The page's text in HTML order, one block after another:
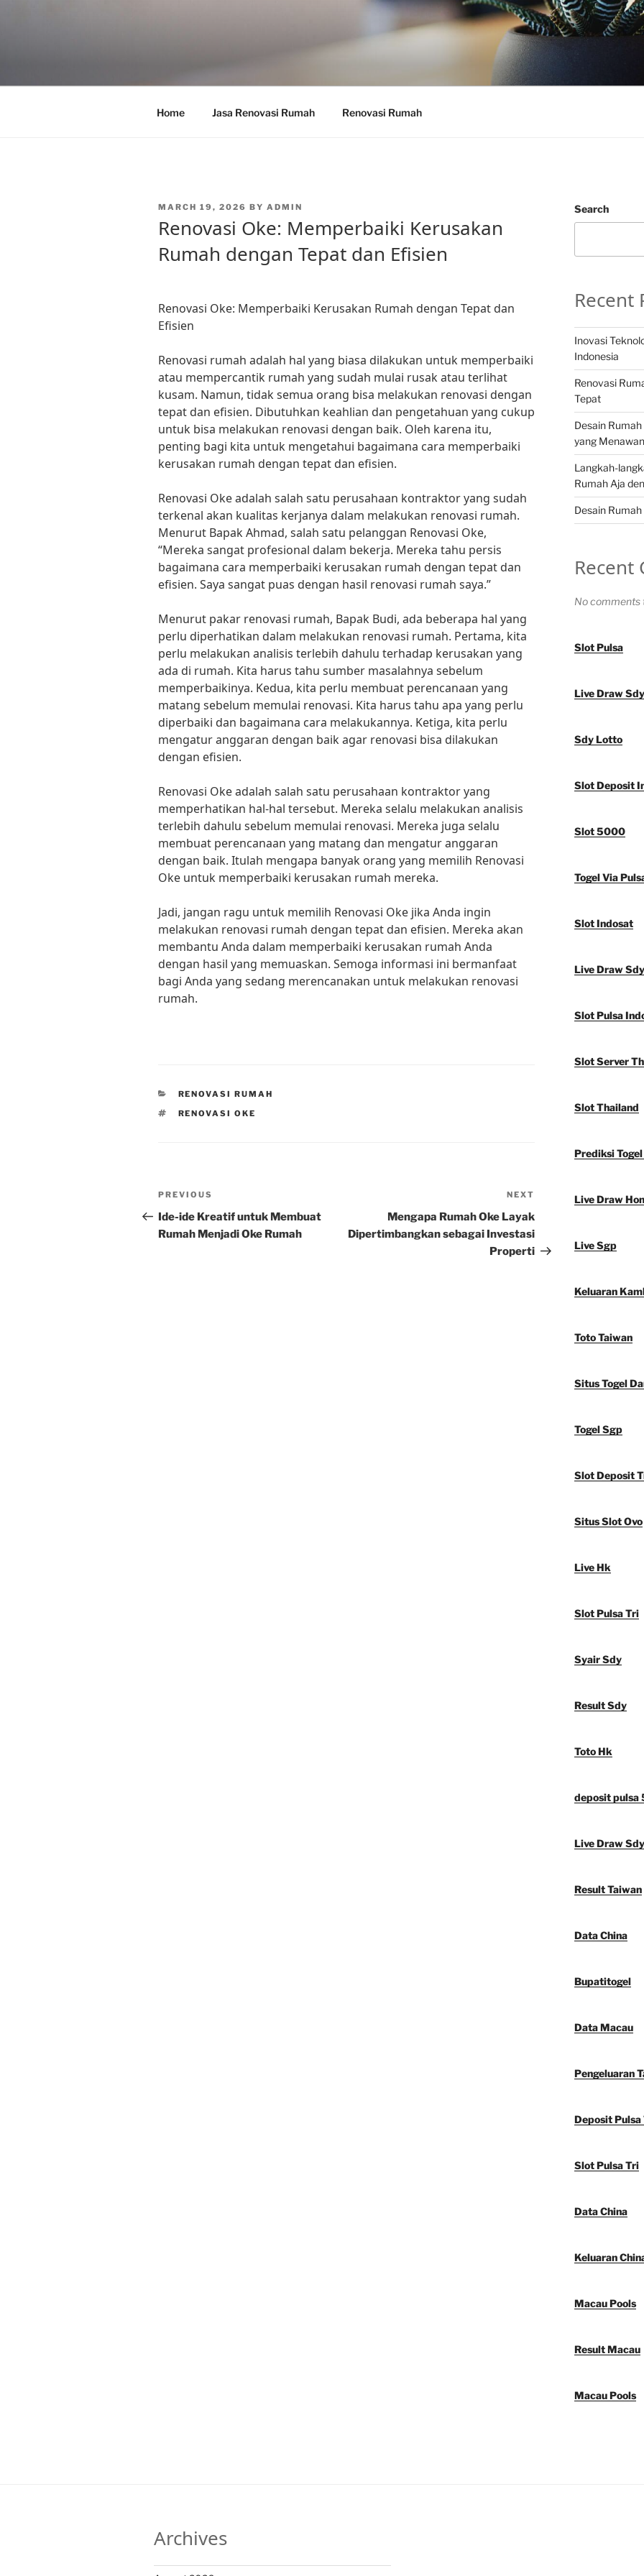
Home Jasa Renovasi Rumah Renovasi Rumah
POSTED
MARCH 19, 2026 BY ADMIN
Renovasi Oke: Memperbaiki Kerusakan
Rumah dengan Tepat dan Efisien
Renovasi Oke: Memperbaiki Kerusakan Rumah dengan Tepat dan
Efisien
Renovasi rumah adalah hal yang biasa dilakukan untuk memperbaiki
atau mempercantik rumah yang sudah mulai rusak atau terlihat
kusam. Namun, tidak semua orang bisa melakukan renovasi dengan
tepat dan efisien. Dibutuhkan keahlian dan pengetahuan yang cukup
untuk bisa melakukan renovasi dengan baik. Oleh karena itu,
penting bagi kita untuk mengetahui bagaimana cara memperbaiki
kerusakan rumah dengan tepat dan efisien.
Renovasi Oke adalah salah satu perusahaan kontraktor yang sudah
terkenal akan kualitas kerjanya dalam melakukan renovasi rumah.
Menurut Bapak Ahmad, salah satu pelanggan Renovasi Oke,
“Mereka sangat profesional dalam bekerja. Mereka tahu persis
bagaimana cara memperbaiki kerusakan rumah dengan tepat dan
efisien. Saya sangat puas dengan hasil renovasi rumah saya.”
Menurut pakar renovasi rumah, Bapak Budi, ada beberapa hal yang
perlu diperhatikan dalam melakukan renovasi rumah. Pertama, kita
perlu melakukan analisis terlebih dahulu terhadap kerusakan yang
ada di rumah. Kita harus tahu sumber masalahnya sebelum
memperbaikinya. Kedua, kita perlu membuat perencanaan yang
matang sebelum memulai renovasi. Kita harus tahu apa yang perlu
diperbaiki dan bagaimana cara melakukannya. Ketiga, kita perlu
mengatur anggaran dengan baik agar renovasi bisa dilakukan
dengan efisien.
Renovasi Oke adalah salah satu perusahaan kontraktor yang
memperhatikan hal-hal tersebut. Mereka selalu melakukan analisis
terlebih dahulu sebelum memulai renovasi. Mereka juga selalu
membuat perencanaan yang matang dan mengatur anggaran
dengan baik. Itulah mengapa banyak orang yang memilih Renovasi
Oke untuk memperbaiki kerusakan rumah mereka.
Jadi, jangan ragu untuk memilih Renovasi Oke jika Anda ingin
melakukan renovasi rumah dengan tepat dan efisien. Mereka akan
membantu Anda dalam memperbaiki kerusakan rumah Anda
dengan hasil yang memuaskan. Semoga informasi ini bermanfaat
bagi Anda yang sedang merencanakan untuk melakukan renovasi
rumah.
CATEGORIES
RENOVASI RUMAH
TAGS
RENOVASI OKE
Post
navigation
Previous
Post
PREVIOUS
Ide-ide Kreatif untuk Membuat
Rumah Menjadi Oke Rumah
Post
NEXT
Mengapa Rumah Oke Layak
Dipertimbangkan sebagai Investasi
Properti
Search
Recent
Inovasi
Indonesia
Renovasi
Tepat
Desain
yang Menawan
Langkah-
Rumah Aja
Desain
Recent
No comments
Slot Pulsa
Live Draw Sdy
Sdy Lotto
Slot Deposit
Slot 5000
Togel Via
Slot Indosat
Live Draw Sdy
Slot Pulsa
Slot Server
Slot Thailand
Prediksi
Live Draw
Live Sgp
Keluaran
Toto Taiwan
Situs Togel
Togel Sgp
Slot Deposit
Situs Slot Ovo
Live Hk
Slot Pulsa Tri
Syair Sdy
Result Sdy
Toto Hk
deposit pulsa
Live Draw Sdy
Result Taiwan
Data China
Bupatitogel
Data Macau
Pengeluaran
Deposit Pulsa
Slot Pulsa Tri
Data China
Keluaran
Macau Pools
Result Macau
Macau Pools
Archives